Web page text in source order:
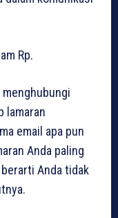
Rp.
menghubungi
lamaran
email apa pun
Anda paling
Anda tidak